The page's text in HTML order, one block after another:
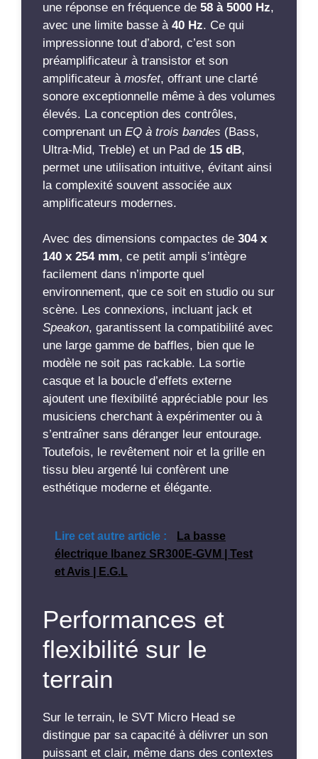
une réponse en fréquence de 58 à 5000 Hz,
avec une limite basse à 40 Hz. Ce qui
impressionne tout d’abord, c’est son
préamplificateur à transistor et son
amplificateur à mosfet, offrant une clarté
sonore exceptionnelle même à des volumes
élevés. La conception des contrôles,
comprenant un EQ à trois bandes (Bass,
Ultra-Mid, Treble) et un Pad de 15 dB,
permet une utilisation intuitive, évitant ainsi
la complexité souvent associée aux
amplificateurs modernes.
Avec des dimensions compactes de 304 x
140 x 254 mm, ce petit ampli s’intègre
facilement dans n’importe quel
environnement, que ce soit en studio ou sur
scène. Les connexions, incluant jack et
Speakon, garantissent la compatibilité avec
une large gamme de baffles, bien que le
modèle ne soit pas rackable. La sortie
casque et la boucle d’effets externe
ajoutent une flexibilité appréciable pour les
musiciens cherchant à expérimenter ou à
s’entraîner sans déranger leur entourage.
Toutefois, le revêtement noir et la grille en
tissu bleu argenté lui confèrent une
esthétique moderne et élégante.
Lire cet autre article :
La basse
électrique Ibanez SR300E-GVM | Test
et Avis | E.G.L
Performances et
flexibilité sur le
terrain
Sur le terrain, le SVT Micro Head se
distingue par sa capacité à délivrer un son
puissant et clair, même dans des contextes